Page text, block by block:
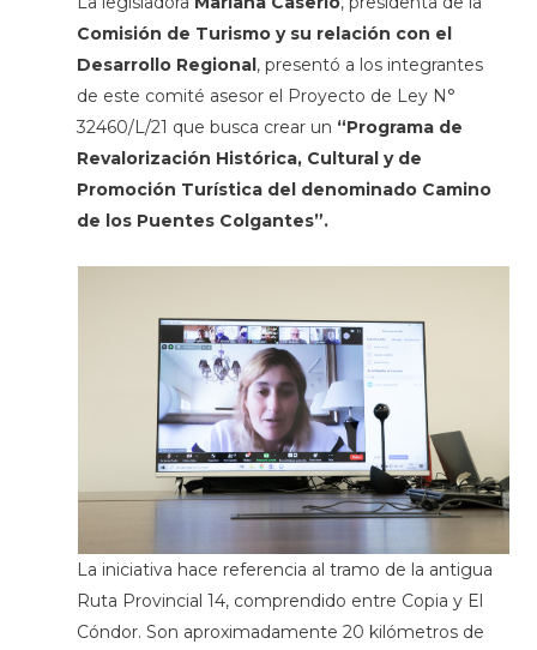
Comisión de Turismo y su relación con el
Desarrollo Regional, presentó a los integrantes
de este comité asesor el Proyecto de Ley N°
32460/L/21 que busca crear un “Programa de
Revalorización Histórica, Cultural y de
Promoción Turística del denominado Camino
de los Puentes Colgantes”.
La iniciativa hace referencia al tramo de la antigua
Ruta Provincial 14, comprendido entre Copia y El
Cóndor. Son aproximadamente 20 kilómetros de